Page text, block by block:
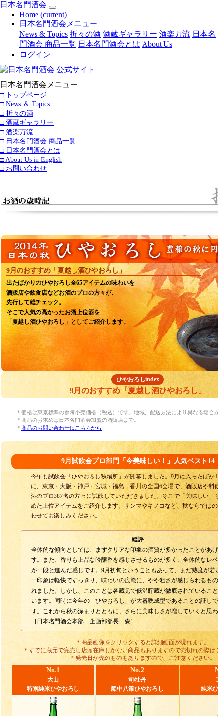
日本名門酒会
Home (current)
日本名門酒会メニュー
News & Topics 折々の酒 酒蔵ギャラリー 酒楽万流 日本名
門酒会 商品一覧 日本名門酒会とは About Us
ログイン
日本名門酒会メニュー
□ トップページ
□ News ＆ Topics
□ 折々の酒
□ 酒蔵ギャラリー
□ 酒楽万流
□ 日本名門酒会 商品一覧
□ 日本名門酒会とは
□ About Us in English
□ お問い合わせ
9月のおすすめ「夏越し酒ひやおろし」
出たばかりのひやおろし全65アイテムの味わいを
酒販店や飲食店などお酒のプロの方々が、
先行して総チェック。
そこで人気の高かったお酒上位酒を
「夏越し酒ひやおろし」としてご紹介します。
ひやおろしindex
9月のおすすめ「夏越し酒ひやおろし」
＊価格は東京標準の参考小売価格（税込）です。地域、配送方法により異なる場合
＊商品のお求めは日本名門酒会加盟の酒販店まで。
＊ 商品のお問い合わせはこちらから
9月試飲会プロ部門「今美味しい！」人気ベスト14
今年も試飲会「ひやおろし秋場所」が開幕しました。9月に入ったばか
に、東京・大阪・神戸・宮城・福島・香川の全国6会場で、酒販店や料
酒のプロ387名の方々に試飲していただきました。そこで「美味しい」
めた上位アイテムをご紹介します。サンマやキノコなど、秋ならでは
わせてお楽しみください。
総評
全体的な傾向としては、まずクリアな印象の酒質が多かったことがあ
す。また、香りも上品な吟醸香を感じさせるものが多く、全体的なレ
が一段と進んだ感じです。9月初旬ということもあって、まだ熟度が若
一印象は軽快ですっきり、味わいの広範に、やや粗さが感じられるも
れました。しかし、このことは各蔵元で低温貯蔵が徹底されているこ
います。同時に今年の「ひやおろし」が大器晩成型であることの証し
す。これから秋の深まりとともに、さらに美味しさが増していくと思
［日本名門酒会本部 企画部部長 森］
＊商品画像をクリックすると詳細画面が現れます。
＊すでに蔵元で完売し店頭在庫しかない商品もありますので売切れの際は
＊発売日が先のものもありますので、ご注意ください。
No.1
大山
特別純米ひやおろし
No.2
司牡丹
船中八策ひやおろし
純米